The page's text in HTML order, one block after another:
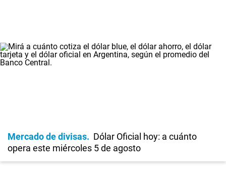
Mercado de divisas
Dólar Oficial hoy: a cuánto
opera este miércoles 5 de agosto